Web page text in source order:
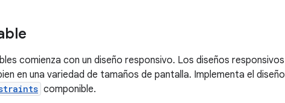
comienza con un diseño responsivo. Los diseños responsivos
en una variedad de tamaños de pantalla. Implementa el diseño
componible.